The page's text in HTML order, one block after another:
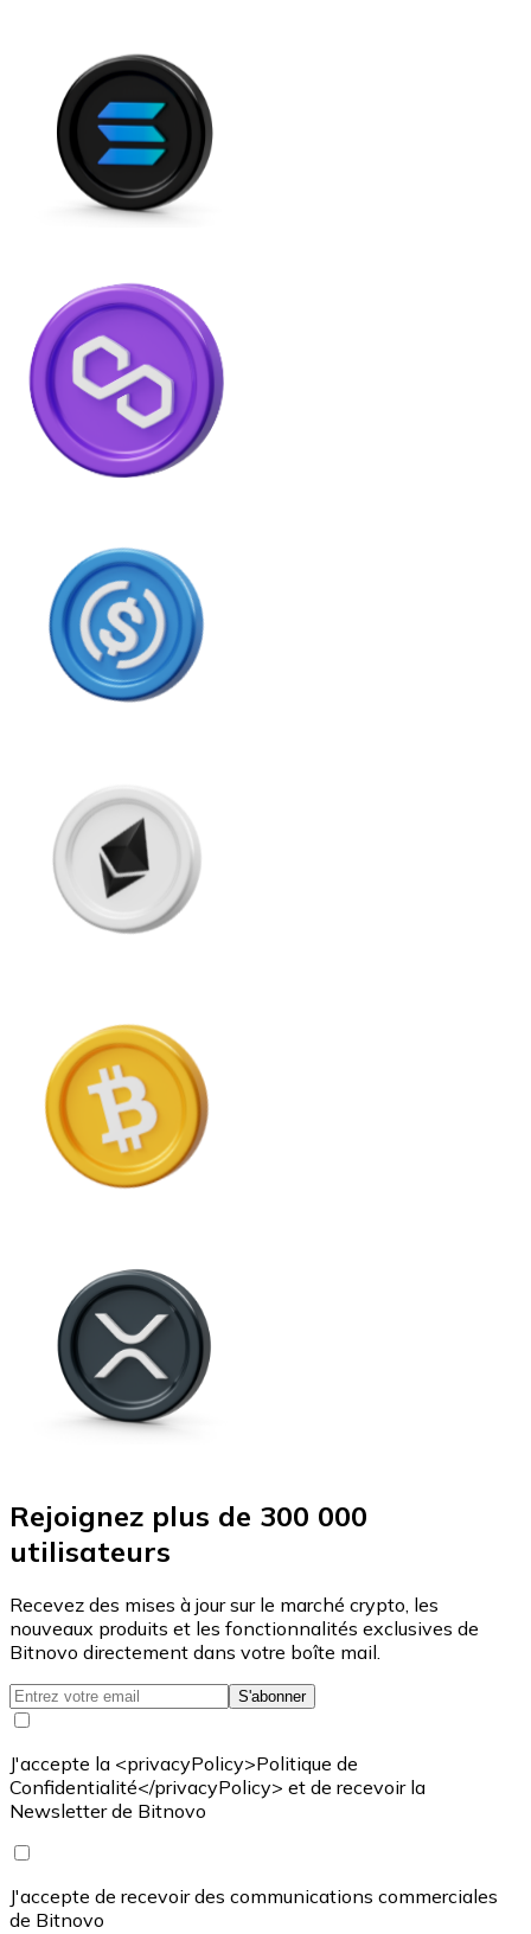
Rejoignez plus de 300 000
utilisateurs
Recevez des mises à jour sur le marché crypto, les
nouveaux produits et les fonctionnalités exclusives de
Bitnovo directement dans votre boîte mail.
S'abonner
J'accepte la <privacyPolicy>Politique de
Confidentialité</privacyPolicy> et de recevoir la
Newsletter de Bitnovo
J'accepte de recevoir des communications commerciales
de Bitnovo